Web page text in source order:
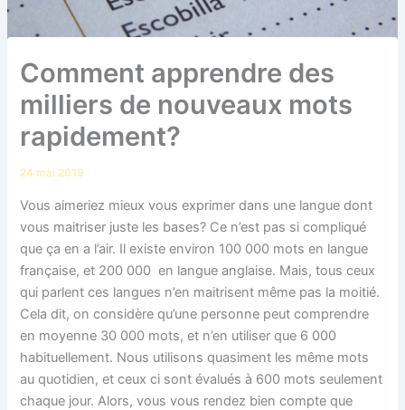
Comment apprendre des
milliers de nouveaux mots
rapidement?
24 mai 2019
Vous aimeriez mieux vous exprimer dans une langue dont
vous maitriser juste les bases? Ce n’est pas si compliqué
que ça en a l’air. Il existe environ 100 000 mots en langue
française, et 200 000 en langue anglaise. Mais, tous ceux
qui parlent ces langues n’en maitrisent même pas la moitié.
Cela dit, on considère qu’une personne peut comprendre
en moyenne 30 000 mots, et n’en utiliser que 6 000
habituellement. Nous utilisons quasiment les même mots
au quotidien, et ceux ci sont évalués à 600 mots seulement
chaque jour. Alors, vous vous rendez bien compte que